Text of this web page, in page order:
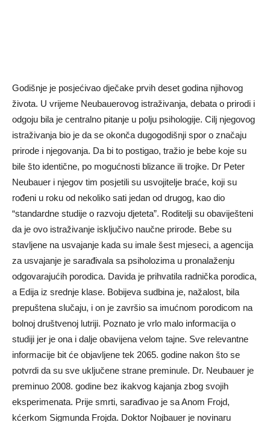
Godišnje je posjećivao dječake prvih deset godina njihovog
života. U vrijeme Neubauerovog istraživanja, debata o prirodi i
odgoju bila je centralno pitanje u polju psihologije. Cilj njegovog
istraživanja bio je da se okonča dugogodišnji spor o značaju
prirode i njegovanja. Da bi to postigao, tražio je bebe koje su
bile što identične, po mogućnosti blizance ili trojke. Dr Peter
Neubauer i njegov tim posjetili su usvojitelje braće, koji su
rođeni u roku od nekoliko sati jedan od drugog, kao dio
“standardne studije o razvoju djeteta”. Roditelji su obaviješteni
da je ovo istraživanje isključivo naučne prirode. Bebe su
stavljene na usvajanje kada su imale šest mjeseci, a agencija
za usvajanje je sarađivala sa psiholozima u pronalaženju
odgovarajućih porodica. Davida je prihvatila radnička porodica,
a Edija iz srednje klase. Bobijeva sudbina je, nažalost, bila
prepuštena slučaju, i on je završio sa imućnom porodicom na
bolnoj društvenoj lutriji. Poznato je vrlo malo informacija o
studiji jer je ona i dalje obavijena velom tajne. Sve relevantne
informacije bit će objavljene tek 2065. godine nakon što se
potvrdi da su sve uključene strane preminule. Dr. Neubauer je
preminuo 2008. godine bez ikakvog kajanja zbog svojih
eksperimenata. Prije smrti, sarađivao je sa Anom Frojd,
kćerkom Sigmunda Frojda. Doktor Nojbauer je novinaru